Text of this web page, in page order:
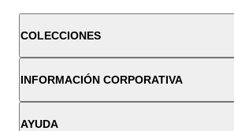
COLECCIONES
INFORMACIÓN CORPORATIVA
AYUDA